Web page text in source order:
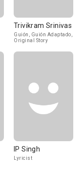
Trivikram Srinivas
Guión, Guión Adaptado,
Original Story
IP Singh
Lyricist